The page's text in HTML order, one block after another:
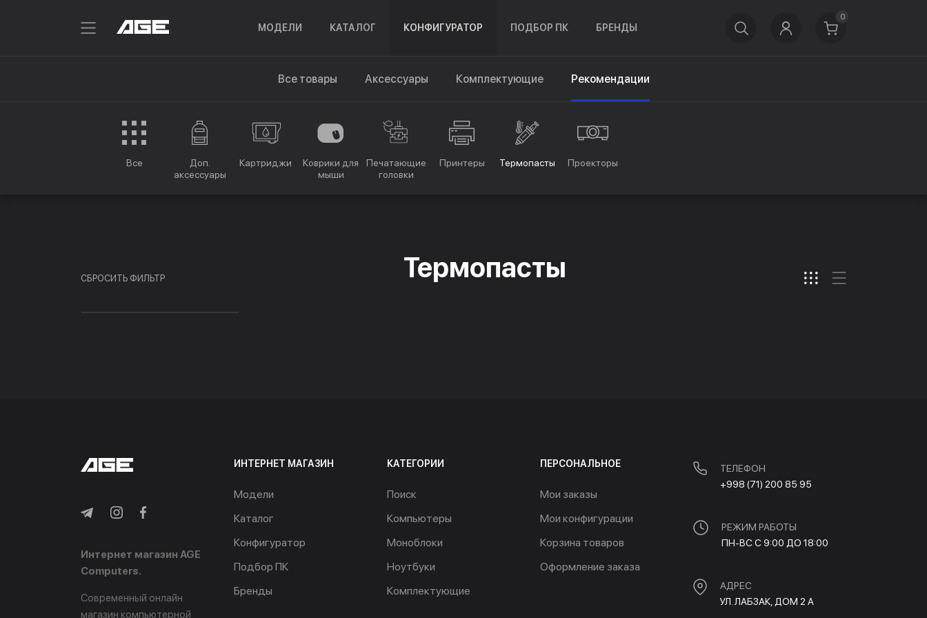
МОДЕЛИ КАТАЛОГ КОНФИГУРАТОР ПОДБОР ПК БРЕНДЫ
0
Все товары Аксессуары Комплектующие Рекомендации
Все
Доп.
аксессуары
Картриджи
Коврики для
мыши
Печатающие
головки
Принтеры Термопасты Проекторы
СБРОСИТЬ ФИЛЬТР Термопасты
Интернет магазин AGE
Computers.
Современный онлайн
магазин компьютерной
ИНТЕРНЕТ МАГАЗИН
Модели
Каталог
Конфигуратор
Подбор ПК
Бренды
КАТЕГОРИИ
Поиск
Компьютеры
Моноблоки
Ноутбуки
Комплектующие
ПЕРСОНАЛЬНОЕ
Мои заказы
Мои конфигурации
Корзина товаров
Оформление заказа
ТЕЛЕФОН
+998 (71) 200 85 95
РЕЖИМ РАБОТЫ
ПН-ВС С 9:00 ДО 18:00
АДРЕС
УЛ. ЛАБЗАК, ДОМ 2 A